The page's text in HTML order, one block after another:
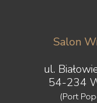
Salon
ul.
54-234
(Port